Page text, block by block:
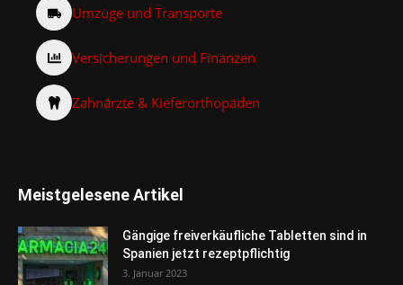
Umzüge und Transporte
Versicherungen und Finanzen
Zahnärzte & Kieferorthopäden
Meistgelesene Artikel
Gängige freiverkäufliche Tabletten sind in
Spanien jetzt rezeptpflichtig
3. Januar 2023